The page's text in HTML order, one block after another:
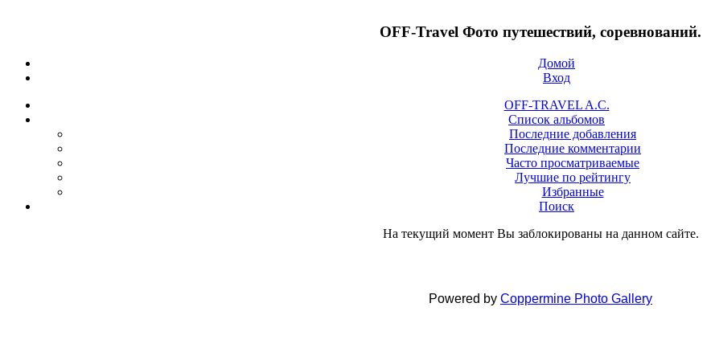
OFF-Travel Фото путешествий, соревнований.
Домой
Вход
OFF-TRAVEL A.C.
Список альбомов
Последние добавления
Последние комментарии
Часто просматриваемые
Лучшие по рейтингу
Избранные
Поиск
На текущий момент Вы заблокированы на данном сайте.
Powered by Coppermine Photo Gallery